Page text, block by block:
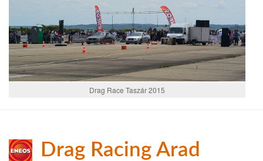
Drag Race Taszár 2015
Drag Racing Arad